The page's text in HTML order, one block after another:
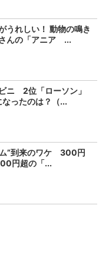
うれしい！ 動物の鳴き
んの「アニア ...
ニ 2位「ローソン」
ったのは？（...
”到来のワケ 300円
円超の「...